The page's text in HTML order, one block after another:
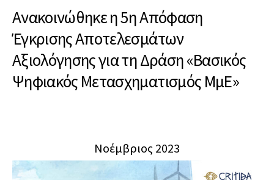
Ανακοινώθηκε η 5η Απόφαση
Έγκρισης Αποτελεσμάτων
Αξιολόγησης για τη Δράση «Βασικός
Ψηφιακός Μετασχηματισμός ΜμΕ»
Νοέμβριος 2023